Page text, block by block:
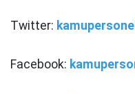
Twitter:
Facebook: